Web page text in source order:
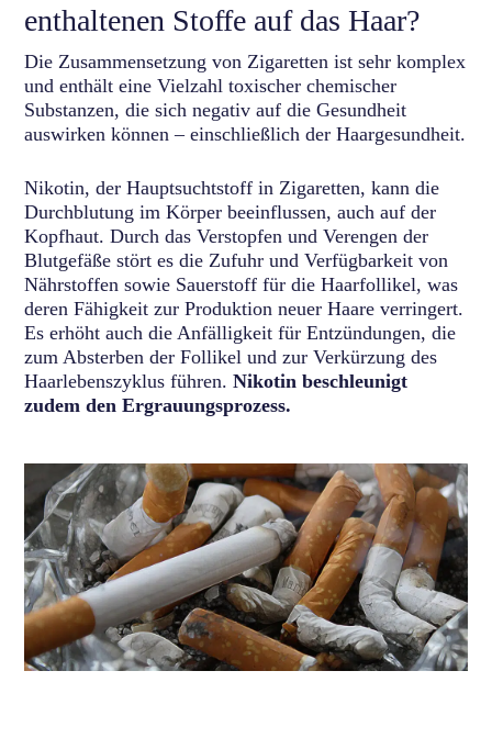
enthaltenen Stoffe auf das Haar?
Die Zusammensetzung von Zigaretten ist sehr komplex
und enthält eine Vielzahl toxischer chemischer
Substanzen, die sich negativ auf die Gesundheit
auswirken können – einschließlich der Haargesundheit.
Nikotin, der Hauptsuchtstoff in Zigaretten, kann die
Durchblutung im Körper beeinflussen, auch auf der
Kopfhaut. Durch das Verstopfen und Verengen der
Blutgefäße stört es die Zufuhr und Verfügbarkeit von
Nährstoffen sowie Sauerstoff für die Haarfollikel, was
deren Fähigkeit zur Produktion neuer Haare verringert.
Es erhöht auch die Anfälligkeit für Entzündungen, die
zum Absterben der Follikel und zur Verkürzung des
Haarlebenszyklus führen.Nikotin beschleunigt
zudem den Ergrauungsprozess.